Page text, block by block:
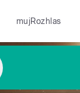
mujRozhlas